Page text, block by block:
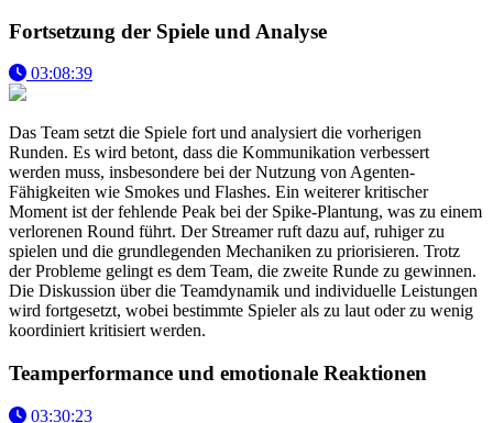
Fortsetzung der Spiele und Analyse
03:08:39
Das Team setzt die Spiele fort und analysiert die vorherigen
Runden. Es wird betont, dass die Kommunikation verbessert
werden muss, insbesondere bei der Nutzung von Agenten-
Fähigkeiten wie Smokes und Flashes. Ein weiterer kritischer
Moment ist der fehlende Peak bei der Spike-Plantung, was zu einem
verlorenen Round führt. Der Streamer ruft dazu auf, ruhiger zu
spielen und die grundlegenden Mechaniken zu priorisieren. Trotz
der Probleme gelingt es dem Team, die zweite Runde zu gewinnen.
Die Diskussion über die Teamdynamik und individuelle Leistungen
wird fortgesetzt, wobei bestimmte Spieler als zu laut oder zu wenig
koordiniert kritisiert werden.
Teamperformance und emotionale Reaktionen
03:30:23